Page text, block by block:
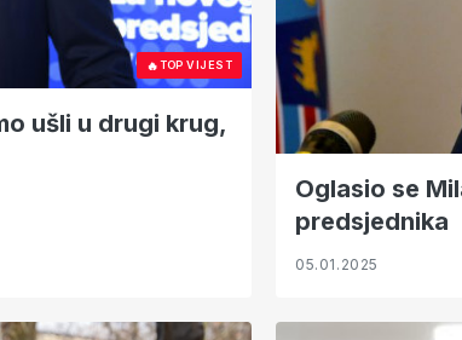
🔥TOP VIJEST
ušli u drugi krug,
Oglasio se
predsjednika
05.01.2025